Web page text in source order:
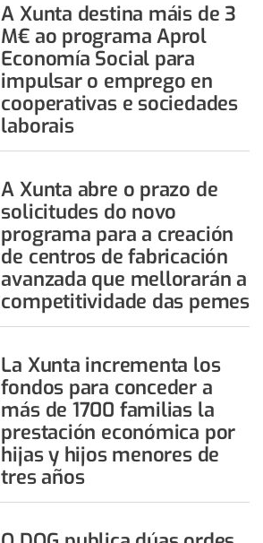
A Xunta destina máis de 3
M€ ao programa Aprol
Economía Social para
impulsar o emprego en
cooperativas e sociedades
laborais
A Xunta abre o prazo de
solicitudes do novo
programa para a creación
de centros de fabricación
avanzada que mellorarán a
competitividade das pemes
La Xunta incrementa los
fondos para conceder a
más de 1700 familias la
prestación económica por
hijas y hijos menores de
tres años